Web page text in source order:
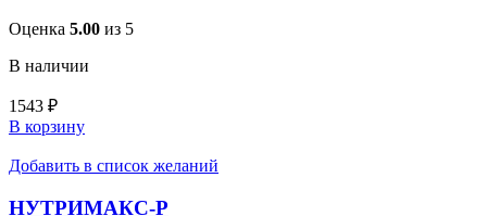
Оценка 5.00 из 5
В наличии
1543 ₽
В корзину
Добавить в список желаний
НУТРИМАКС-Р